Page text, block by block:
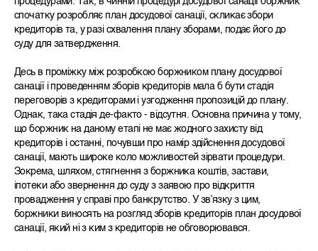
спочатку розробляє план досудової санації, скликає збори
кредиторів та, у разі схвалення плану зборами, подає його до
суду для затвердження.
Десь в проміжку між розробкою боржником плану досудової
санації і проведенням зборів кредиторів мала б бути стадія
переговорів з кредиторами і узгодження пропозицій до плану.
Однак, така стадія де-факто - відсутня. Основна причина у тому,
що боржник на даному етапі не має жодного захисту від
кредиторів і останні, почувши про намір здійснення досудової
санації, мають широке коло можливостей зірвати процедури.
Зокрема, шляхом, стягнення з боржника коштів, застави,
іпотеки або звернення до суду з заявою про відкриття
провадження у справі про банкрутство. У звʼязку з цим,
боржники виносять на розгляд зборів кредиторів план досудової
санації, який ні з ким з кредиторів не обговорювався.